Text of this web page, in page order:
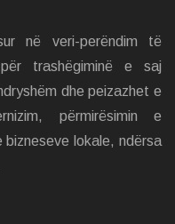
në veri-perëndim të
trashëgiminë e saj
dhe peizazhet e
përmirësimin e
lokale, ndërsa